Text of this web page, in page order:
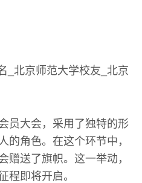
员大会，采用了独特的形
的角色。在这个环节中，
赠送了旗帜。这一举动，
程即将开启。